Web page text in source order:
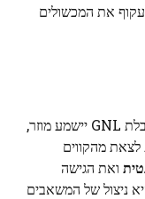
את המכשולים
אף שייתכן כי הרעיון של שימוש בצוללות להובלת GNL יישמע מוזר,
לצאת מהקווים
ואת הגישה
ניצול של המשאבים